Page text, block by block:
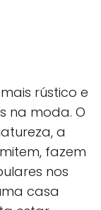
rústico e
na moda. O
a
fazem
nos
casa